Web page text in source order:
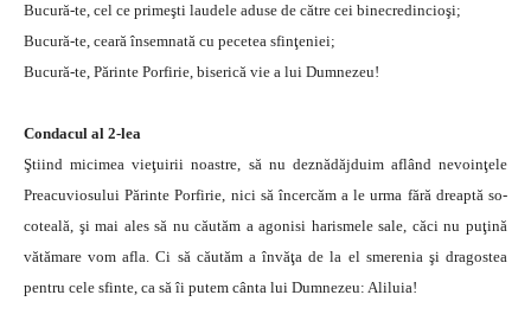
Bucură-te, cel ce primeşti laudele aduse de către cei binecredincioşi;
Bucură-te, ceară însemnată cu pecetea sfinţeniei;
Bucură-te, Părinte Porfirie, biserică vie a lui Dumnezeu!
Condacul al 2-lea
Ştiind micimea vieţuirii noastre, să nu deznădăjduim aflând nevoinţele
Preacuviosului Părinte Porfirie, nici să încercăm a le urma fără dreaptă so-
coteală, şi mai ales să nu căutăm a agonisi harismele sale, căci nu puţină
vătămare vom afla. Ci să căutăm a învăţa de la el smerenia şi dragostea
pentru cele sfinte, ca să îi putem cânta lui Dumnezeu: Aliluia!